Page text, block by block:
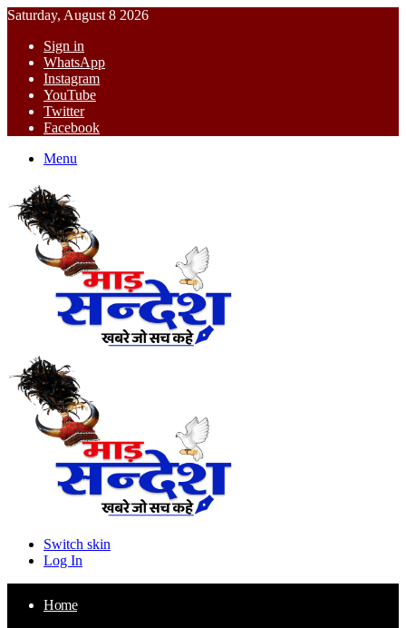
Saturday, August 8 2026
Sign in
WhatsApp
Instagram
YouTube
Twitter
Facebook
Menu
Switch skin
Log In
Home